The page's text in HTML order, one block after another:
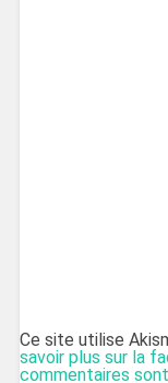
Ce site utilise
savoir plus sur la
commentaires